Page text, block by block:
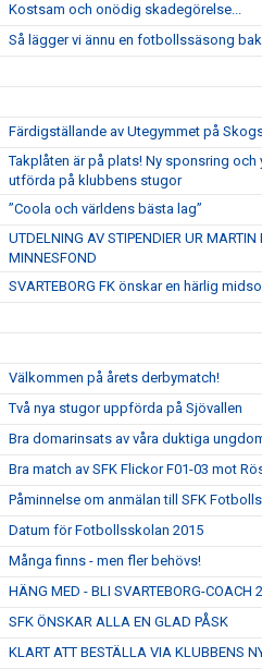
Kostsam och onödig skadegörelse...
Så lägger vi ännu en fotbollssäsong
Färdigställande av Utegymmet på
Takplåten är på plats! Ny sponsring och
utförda på klubbens stugor
”Coola och världens bästa lag”
UTDELNING AV STIPENDIER UR MARTIN
MINNESFOND
SVARTEBORG FK önskar en härlig
Välkommen på årets derbymatch!
Två nya stugor uppförda på Sjövallen
Bra domarinsats av våra duktiga
Bra match av SFK Flickor F01-03 mot
Påminnelse om anmälan till SFK
Datum för Fotbollsskolan 2015
Många finns - men fler behövs!
HÄNG MED - BLI SVARTEBORG-COACH
SFK ÖNSKAR ALLA EN GLAD PÅSK
KLART ATT BESTÄLLA VIA KLUBBENS